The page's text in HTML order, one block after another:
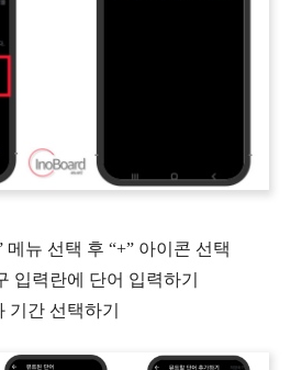
메뉴 선택 후 “+” 아이콘 선택
입력란에 단어 입력하기
기간 선택하기